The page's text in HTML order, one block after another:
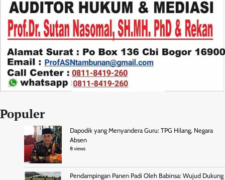
Populer
Dapodik yang Menyandera Guru: TPG Hilang, Negara
Absen
8 views
Pendampingan Panen Padi Oleh Babinsa: Wujud Dukung